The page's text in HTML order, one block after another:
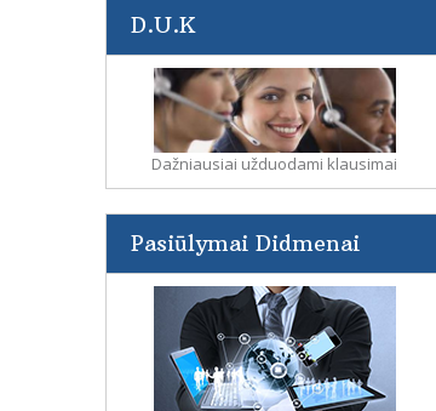
D.U.K
Dažniausiai užduodami klausimai
Pasiūlymai Didmenai